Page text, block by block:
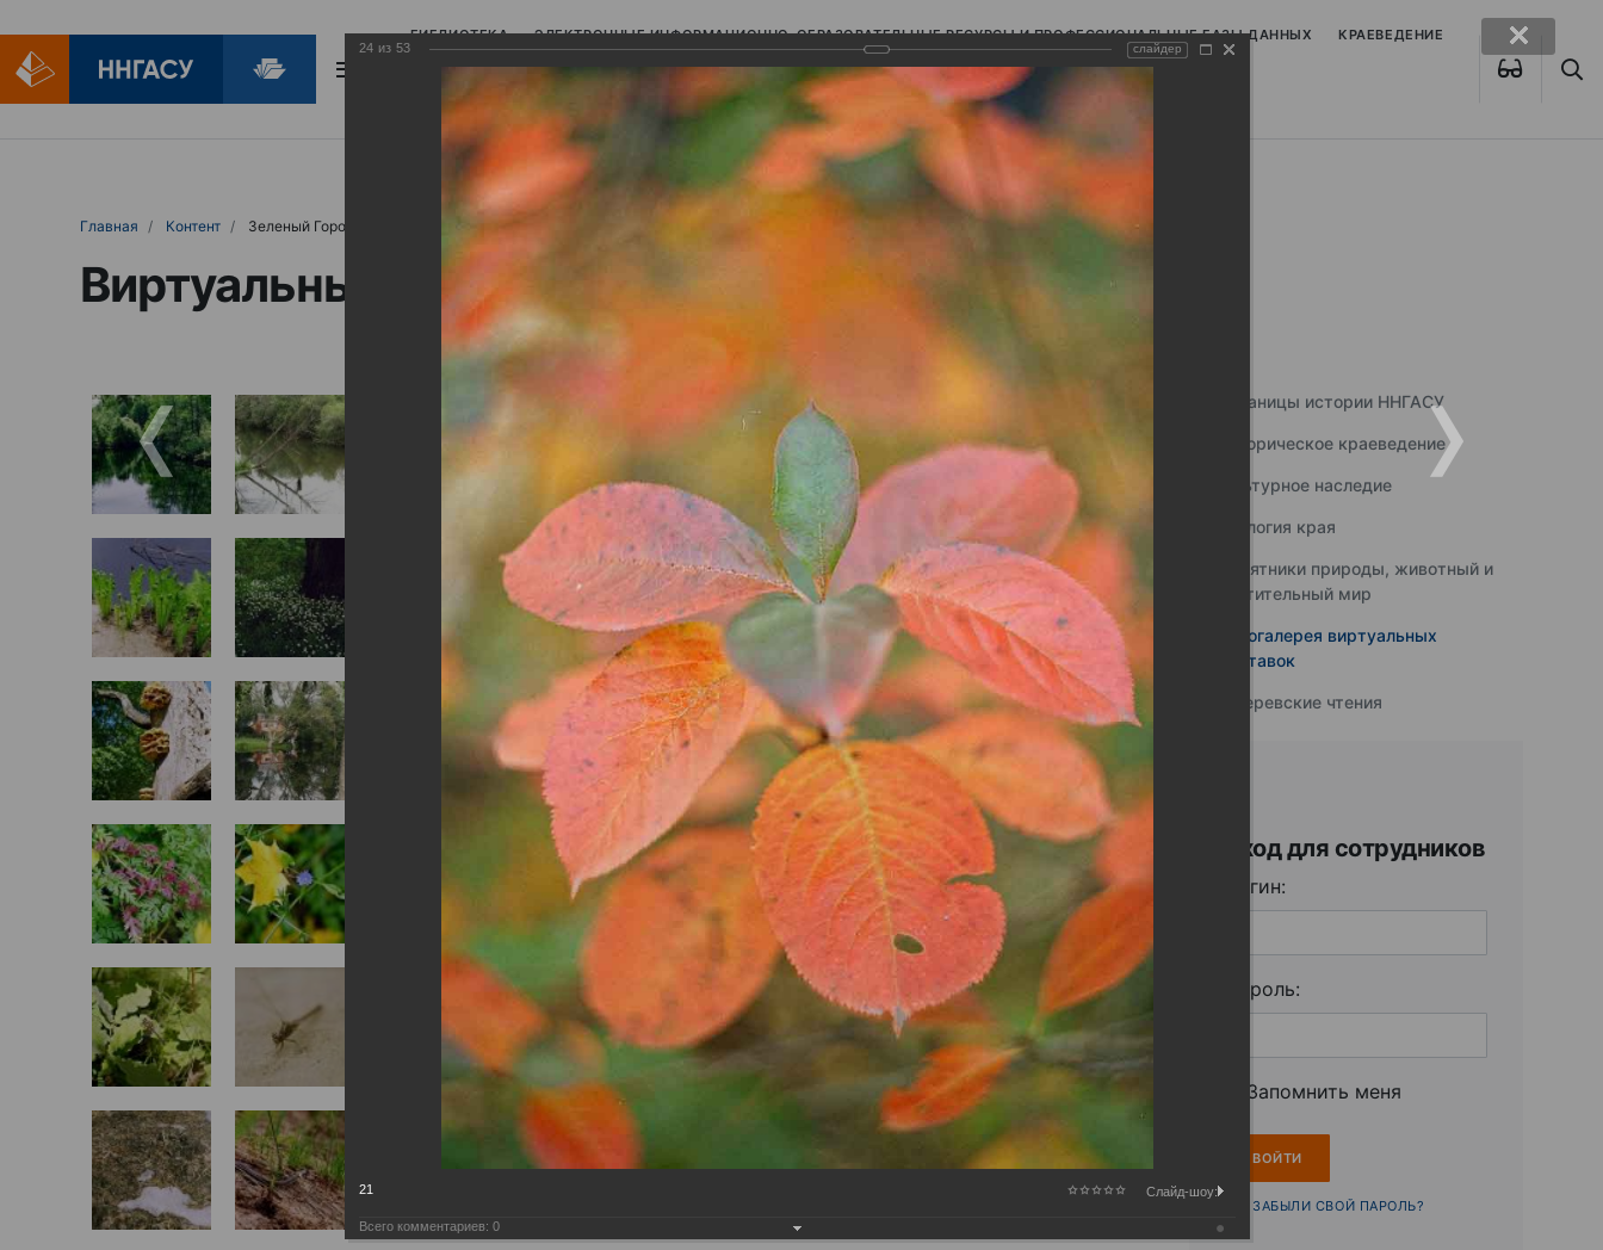
БИБЛИОТЕКА ЭЛЕКТРОННЫЕ ИНФОРМАЦИОННО-ОБРАЗОВАТЕЛЬНЫЕ РЕСУРСЫ И ПРОФЕССИОНАЛЬНЫЕ БАЗЫ ДАННЫХ КРАЕВЕДЕНИЕ
БИБЛИОПОМОЩЬ
Главная Контент Зеленый Город
Виртуальные выставки (фотоальбомы)
Страницы истории ННГАСУ
Историческое краеведение
Культурное наследие
Экология края
Памятники природы, животный и
растительный мир
Фотогалерея виртуальных
выставок
Юферевские чтения
Вход для сотрудников
Логин:
Пароль:
Запомнить меня
ЗАБЫЛИ СВОЙ ПАРОЛЬ?
24 из 53 слайдер
21 Слайд-шоу:
Всего комментариев: 0